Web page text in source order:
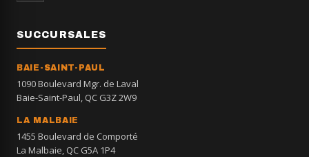
SUCCURSALES
BAIE-SAINT-PAUL
1090 Boulevard Mgr. de Laval
Baie-Saint-Paul, QC G3Z 2W9
LA MALBAIE
1455 Boulevard de Comporté
La Malbaie, QC G5A 1P4